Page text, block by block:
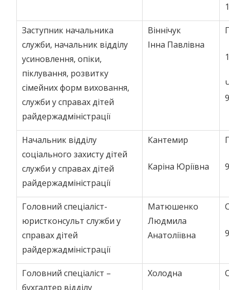
Заступник начальника
служби, начальник відділу
усиновлення, опіки,
піклування, розвитку
сімейних форм виховання,
служби у справах дітей
райдержадміністрації
Віннічук
Інна Павлівна
Начальник відділу
соціального захисту дітей
служби у справах дітей
райдержадміністрації
Кантемир
Каріна Юріївна
Головний спеціаліст-
юристконсульт служби у
справах дітей
райдержадміністрації
Матюшенко
Людмила
Анатоліївна
Головний спеціаліст –
бухгалтер відділу
Холодна